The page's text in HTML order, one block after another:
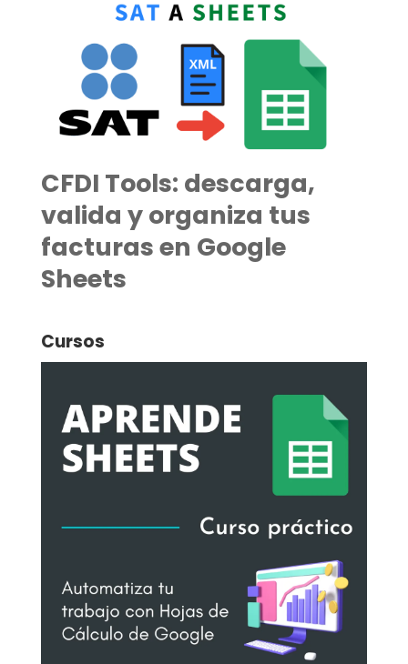
CFDI Tools: descarga,
valida y organiza tus
facturas en Google
Sheets
Cursos